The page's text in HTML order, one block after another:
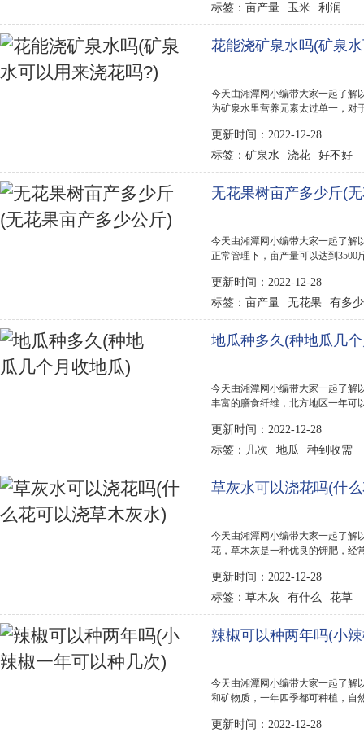
标签： 亩产量 玉米 利润
花能浇矿泉水吗(矿泉
今天由湘潭网小编带大家一起了解
为矿泉水里营养元素太过单一，对
而且呈偏酸性的矿泉水，用于浇一
更新时间：2022-12-28
标签： 矿泉水 浇花 好不好
无花果树亩产多少斤(
今天由湘潭网小编带大家一起了解
正常管理下，亩产量可以达到3500
利润还是比较高的，目前的市场价
更新时间：2022-12-28
标签： 亩产量 无花果 有多少
地瓜种多久(种地瓜几
今天由湘潭网小编带大家一起了解
丰富的膳食纤维，北方地区一年可
4月中旬到5月上旬，夏季的6月中
更新时间：2022-12-28
标签： 几次 地瓜 种到收需
草灰水可以浇花吗(什
今天由湘潭网小编带大家一起了解
花，草木灰是一种优良的钾肥，经
平衡，导致花卉出现黄叶的情况。
更新时间：2022-12-28
标签： 草木灰 有什么 花草
辣椒可以种两年吗(小
今天由湘潭网小编带大家一起了解
和矿物质，一年四季都可种植，自
喜温暖的短日照作物，适宜生长在
更新时间：2022-12-28